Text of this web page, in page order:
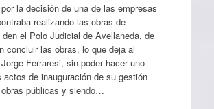
la decisión de una de las empresas
realizando las obras de
el Polo Judicial de Avellaneda, de
concluir las obras, lo que deja al
Ferraresi, sin poder hacer uno
actos de inauguración de su gestión
públicas y siendo…